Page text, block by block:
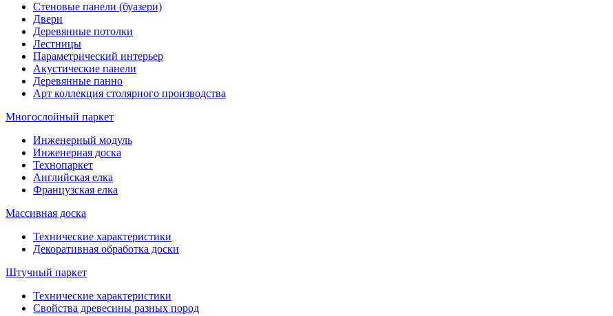
Стеновые панели (буазери)
Двери
Деревянные потолки
Лестницы
Параметрический интерьер
Акустические панели
Деревянные панно
Арт коллекция столярного производства
Многослойный паркет
Инженерный модуль
Инженерная доска
Технопаркет
Английская елка
Французская елка
Массивная доска
Технические характеристики
Декоративная обработка доски
Штучный паркет
Технические характеристики
Свойства древесины разных пород